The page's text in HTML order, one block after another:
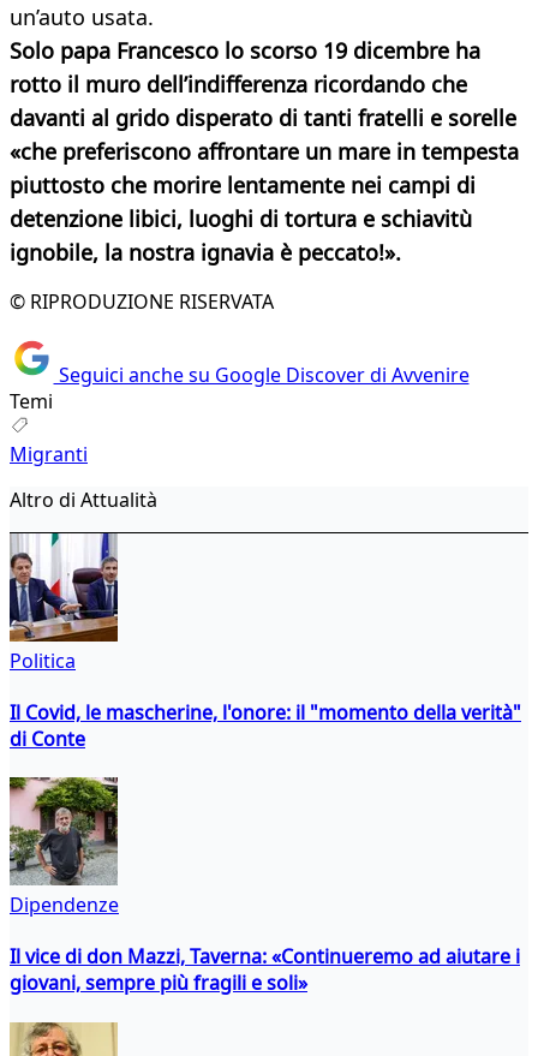
un’auto usata.
Solo papa Francesco lo scorso 19 dicembre ha
rotto il muro dell’indifferenza ricordando che
davanti al grido disperato di tanti fratelli e sorelle
«che preferiscono affrontare un mare in tempesta
piuttosto che morire lentamente nei campi di
detenzione libici, luoghi di tortura e schiavitù
ignobile, la nostra ignavia è peccato!».
© RIPRODUZIONE RISERVATA
Seguici anche su Google Discover di Avvenire
Temi
Migranti
Altro di Attualità
Politica
Il Covid, le mascherine, l'onore: il "momento della verità"
di Conte
Dipendenze
Il vice di don Mazzi, Taverna: «Continueremo ad aiutare i
giovani, sempre più fragili e soli»